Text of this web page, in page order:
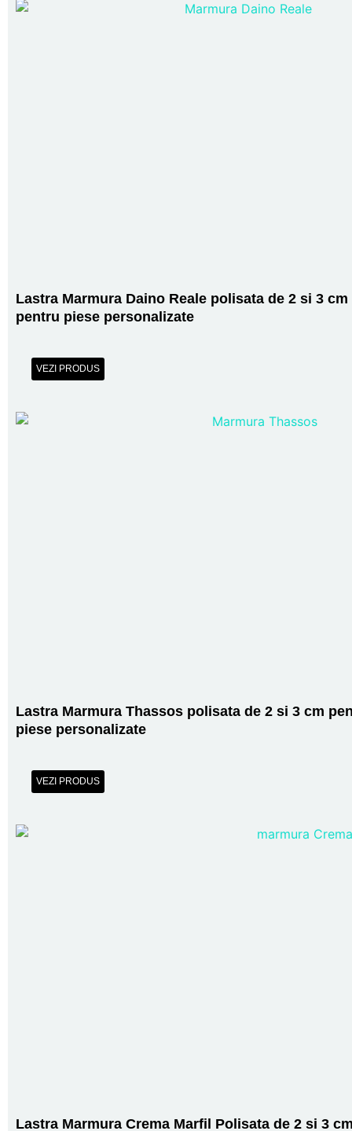
Lastra Marmura Daino Reale polisata de 2 si 3 cm
pentru piese personalizate
VEZI PRODUS
Lastra Marmura Thassos polisata de 2 si 3 cm
piese personalizate
VEZI PRODUS
Lastra Marmura Crema Marfil Polisata de 2 si 3